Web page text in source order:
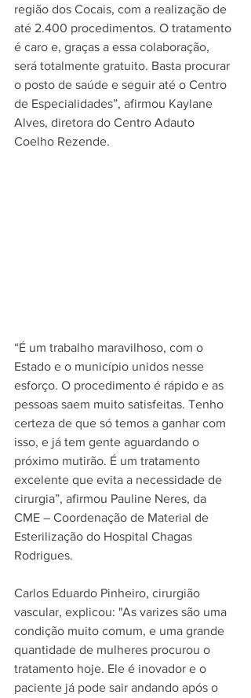
região dos Cocais, com a realização de
até 2.400 procedimentos. O tratamento
é caro e, graças a essa colaboração,
será totalmente gratuito. Basta procurar
o posto de saúde e seguir até o Centro
de Especialidades”, afirmou Kaylane
Alves, diretora do Centro Adauto
Coelho Rezende.
“É um trabalho maravilhoso, com o
Estado e o município unidos nesse
esforço. O procedimento é rápido e as
pessoas saem muito satisfeitas. Tenho
certeza de que só temos a ganhar com
isso, e já tem gente aguardando o
próximo mutirão. É um tratamento
excelente que evita a necessidade de
cirurgia”, afirmou Pauline Neres, da
CME – Coordenação de Material de
Esterilização do Hospital Chagas
Rodrigues.
Carlos Eduardo Pinheiro, cirurgião
vascular, explicou: "As varizes são uma
condição muito comum, e uma grande
quantidade de mulheres procurou o
tratamento hoje. Ele é inovador e o
paciente já pode sair andando após o